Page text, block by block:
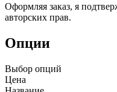
Оформляя заказ, я
авторских прав.
Опции
Выбор опций
Цена